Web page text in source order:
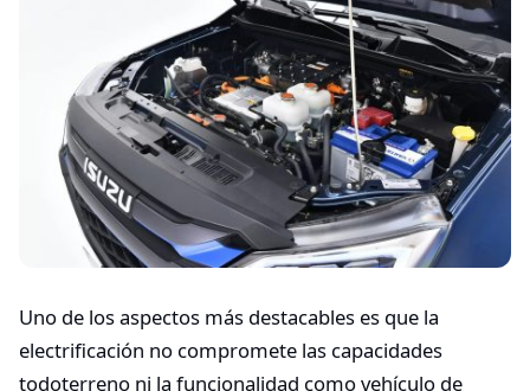
Uno de los aspectos más destacables es que la
electrificación no compromete las capacidades
todoterreno ni la funcionalidad como vehículo de